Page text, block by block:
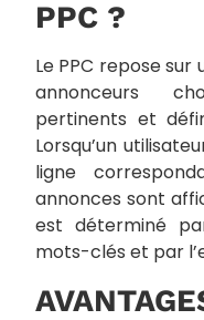
PPC ?
Le PPC repose sur
annonceurs
pertinents et
Lorsqu’un
ligne
annonces sont
est déterminé
mots-clés et par